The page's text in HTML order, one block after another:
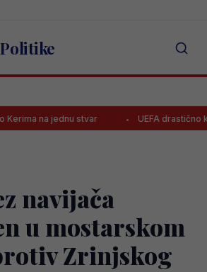
jednu stvar UEFA drastično kaznila
navijača
u mostarskom
Zrinjskog